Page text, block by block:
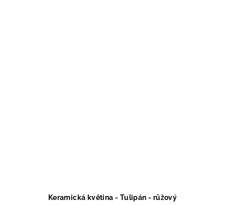
Keramická květina - Tulipán - růžový